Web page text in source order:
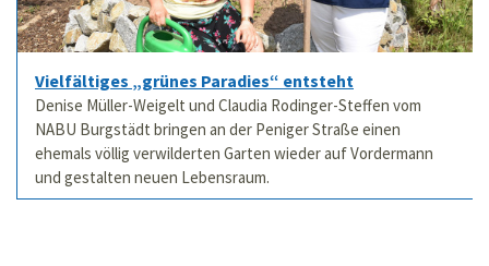
Vielfältiges „grünes Paradies“ entsteht
Denise Müller-Weigelt und Claudia Rodinger-Steffen vom
NABU Burgstädt bringen an der Peniger Straße einen
ehemals völlig verwilderten Garten wieder auf Vordermann
und gestalten neuen Lebensraum.